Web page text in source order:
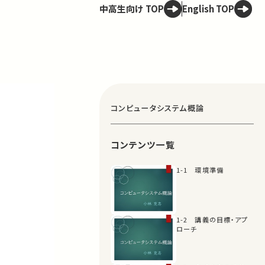
中高生向け TOP English TOP
コンピュータシステム概論
コンテンツ一覧
1-1 環境準備
1-2 講義の目標・アプ
ローチ